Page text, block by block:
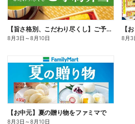
【旨さ格別、こだわり尽くし】ご予約弁当
8月3日 ～8月10日 8月3
【お中元】夏の贈り物をファミマで
8月3日 ～8月10日